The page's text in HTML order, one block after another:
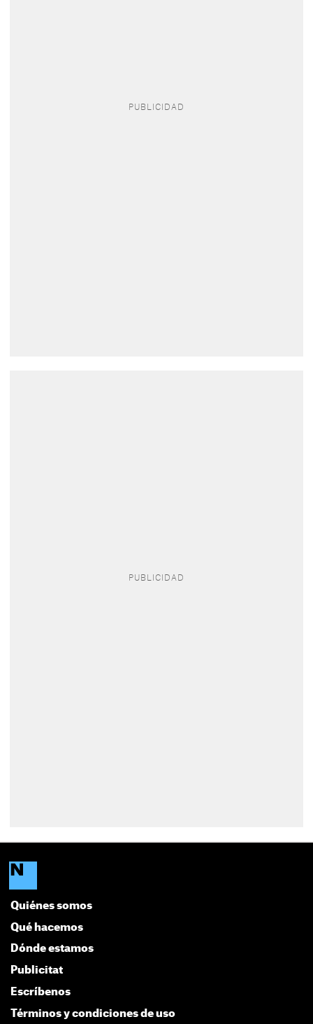
Quiénes somos
Qué hacemos
Dónde estamos
Publicitat
Escríbenos
Términos y condiciones de uso